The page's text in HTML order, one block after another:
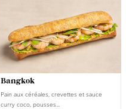
bangkok
Pain aux céréales, crevettes et sauce
curry coco, pousses...